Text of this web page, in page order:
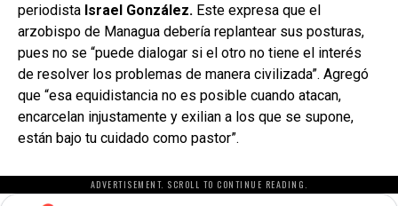
periodista Israel González. Este expresa que el
arzobispo de Managua debería replantear sus posturas,
pues no se “puede dialogar si el otro no tiene el interés
de resolver los problemas de manera civilizada”. Agregó
que “esa equidistancia no es posible cuando atacan,
encarcelan injustamente y exilian a los que se supone,
están bajo tu cuidado como pastor”.
ADVERTISEMENT. SCROLL TO CONTINUE READING.